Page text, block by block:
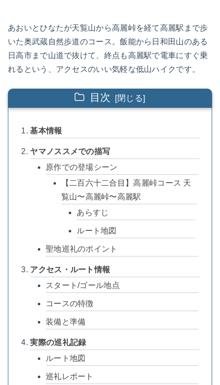
あおいとひなたが天覧山から高麗峠を経て高麗駅まで歩
いた奥武蔵自然歩道のコース。飯能から日和田山のある
日高市まで山道で抜けて、終点も高麗駅で電車にすぐ乗
れるという、アクセスのいい気軽な低山ハイクです。
目次
基本情報
ヤマノススメでの描写
原作での登場シーン
【二百六十二合目】高麗峠コース 天
覧山〜高麗峠〜高麗駅
あらすじ
ルート地図
聖地巡礼のポイント
アクセス・ルート情報
スタート/ゴール地点
コースの特徴
装備と準備
実際の巡礼記録
ルート地図
巡礼レポート